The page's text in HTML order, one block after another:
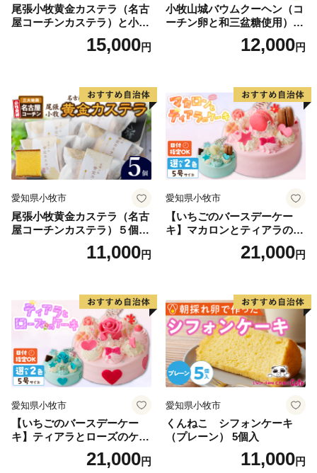
は、積立額から7事業に146万7,000円を活用させていた
だきます。
ワンストップ特例申請書の受付が完了している方につき
ましては、寄附申請の際に登録していただいたメールア
ドレス宛に受付完了メールを送信しています。紙での受
付書を希望される方は下記までご連絡ください。
※ワンストップ特例申請に関する問合せはこちら※
富士市ふるさと納税サポート室
住所：〒403-0006 山梨県富士吉田市新屋2-5-7
TEL：050-3114-0332 (平日9:00-18:00)
尾張小牧黄金カステラ（名古
屋コーチンカステラ）と小牧
山城バウムクーヘン（コーチ
ン卵と和三盆糖使用）のセッ
三盆 小牧銘菓 バウムクーヘ
ン 常温 愛知県 小牧市 アンプ
チベアやぐま
15,000円
小牧山城バウムクーヘン（コ
ーチン卵と和三盆糖使用）
名古屋コーチン バームクー
ヘン 和三盆 小牧銘菓 バウム
12,000円
愛知県小牧市
尾張小牧黄金カステラ（名古
屋コーチンカステラ）５個入
名古屋コーチン カステラ ザ
ラメ 常温 愛知県 小牧市 アン
11,000円
愛知県小牧市
【いちごのバースデーケー
キ】マカロンとティアラのケ
ーキ スイーツ 日時指定可 デ
ザート 洋菓子 お取り寄せ 愛
デコレーションケーキ ホー
ルケーキ
21,000円
愛知県小牧市
【いちごのバースデーケー
キ】ティアラとローズのケー
キ スイーツ デザート 洋菓
子 お取り寄せ 愛知県 小牧市
21,000円
愛知県小牧市
くんねこ シフォンケーキ
（プレーン） 5個入
11,000円